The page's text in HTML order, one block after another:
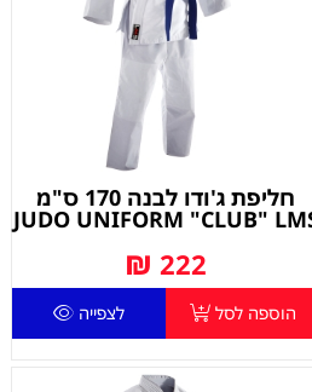
חליפת ג'ודו לבנה 170 ס"מ
JUDO UNIFORM "CLUB"
222
₪
הוספה לסל לצפייה